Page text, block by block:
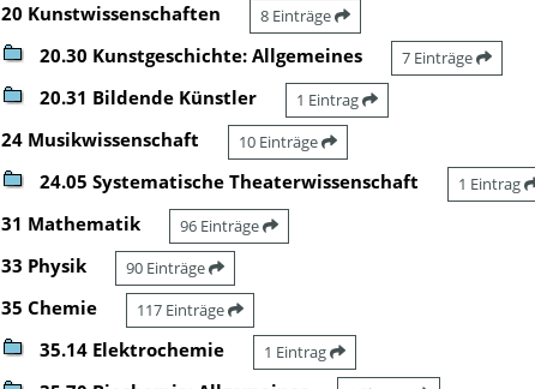
20 Kunstwissenschaften 8 Einträge
20.30 Kunstgeschichte: Allgemeines 7 Einträge
20.31 Bildende Künstler 1 Eintrag
24 Musikwissenschaft 10 Einträge
24.05 Systematische Theaterwissenschaft 1 Eintrag
31 Mathematik 96 Einträge
33 Physik 90 Einträge
35 Chemie 117 Einträge
35.14 Elektrochemie 1 Eintrag